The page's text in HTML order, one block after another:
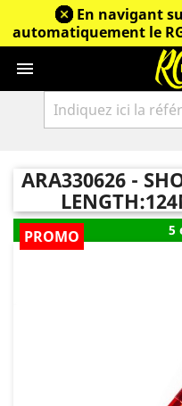
En navigant
automatiquement le

ARA330626 -
5